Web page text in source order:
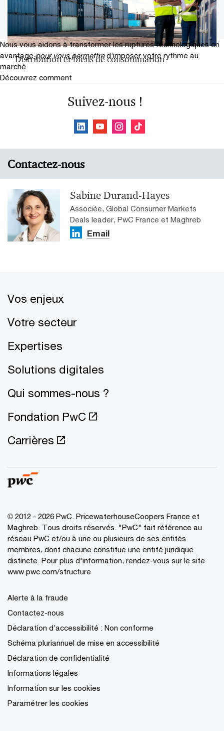
Distribution et biens de consommation
Nous vous aidons à transformer les ruptures technologiques en
avantage pour vous permettre d’imposer votre rythme au
marché
Découvrez comment
Suivez-nous !
Contactez-nous
Sabine Durand-Hayes
Associée, Global Consumer Markets
Deals leader, PwC France et Maghreb
Email
Vos enjeux
Votre secteur
Expertises
Solutions digitales
Qui sommes-nous ?
Fondation PwC
Carrières
© 2012 - 2026 PwC. PricewaterhouseCoopers France et
Maghreb. Tous droits réservés. "PwC" fait référence au
réseau PwC et/ou à une ou plusieurs de ses entités
membres, dont chacune constitue une entité juridique
distincte. Pour plus d'information, rendez-vous sur le site
www.pwc.com/structure
Alerte à la fraude
Contactez-nous
Déclaration d’accessibilité : Non conforme
Schéma pluriannuel de mise en accessibilité
Déclaration de confidentialité
Informations légales
Information sur les cookies
Paramétrer les cookies